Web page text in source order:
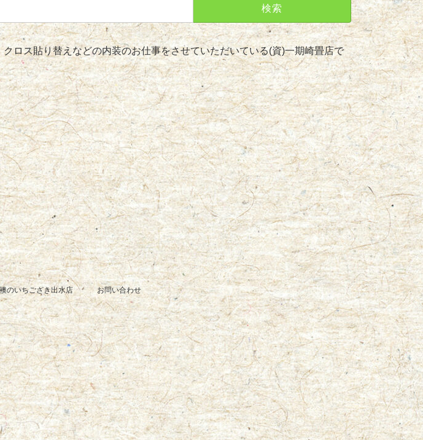
ロス貼り替えなどの内装のお仕事をさせていただいている(資)一期崎畳店で
のいちござき出水店 お問い合わせ